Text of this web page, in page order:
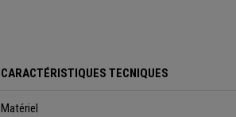
CARACTÉRISTIQUES TECNIQUES
Matériel